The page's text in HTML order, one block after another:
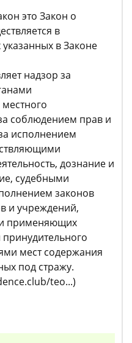
это Закон о
в
в Законе
надзор за
соблюдением прав и
исполнением
дознание и
судебными
законов
и учреждений,
применяющих
мест содержания
под стражу.
teo...)